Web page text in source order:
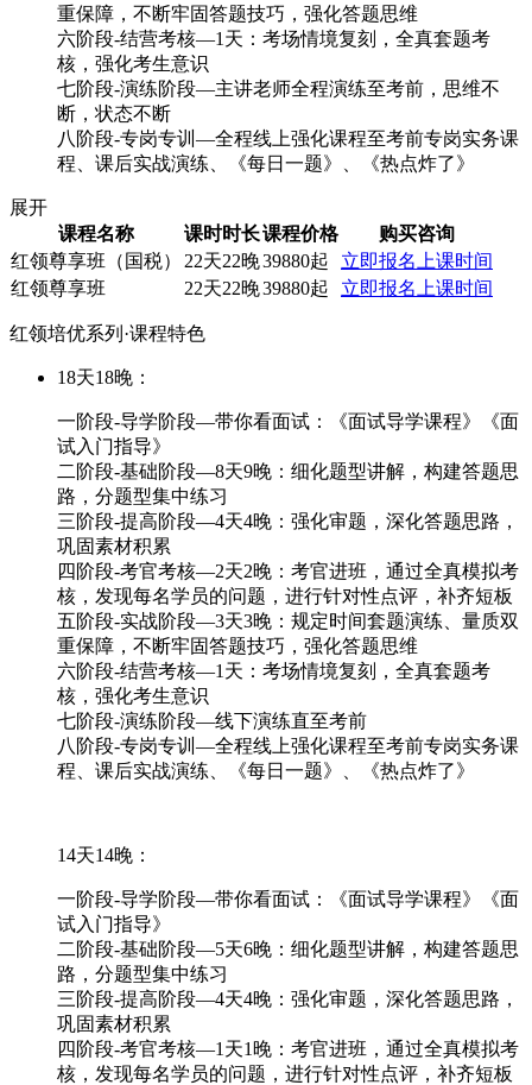
重保障，不断牢固答题技巧，强化答题思维
六阶段-结营考核—1天：考场情境复刻，全真套题考
核，强化考生意识
七阶段-演练阶段—主讲老师全程演练至考前，思维不
断，状态不断
八阶段-专岗专训—全程线上强化课程至考前专岗实务课
程、课后实战演练、《每日一题》、《热点炸了》
展开
课程名称
课时时长课程价格
购买咨询
红领尊享班（国税）
22天22晚39880起 立即报名 上课时间
红领尊享班
22天22晚39880起 立即报名 上课时间
红领培优系列·课程特色
18天18晚：
一阶段-导学阶段—带你看面试：《面试导学课程》《面
试入门指导》
二阶段-基础阶段—8天9晚：细化题型讲解，构建答题思
路，分题型集中练习
三阶段-提高阶段—4天4晚：强化审题，深化答题思路，
巩固素材积累
四阶段-考官考核—2天2晚：考官进班，通过全真模拟考
核，发现每名学员的问题，进行针对性点评，补齐短板
五阶段-实战阶段—3天3晚：规定时间套题演练、量质双
重保障，不断牢固答题技巧，强化答题思维
六阶段-结营考核—1天：考场情境复刻，全真套题考
核，强化考生意识
七阶段-演练阶段—线下演练直至考前
八阶段-专岗专训—全程线上强化课程至考前专岗实务课
程、课后实战演练、《每日一题》、《热点炸了》
14天14晚：
一阶段-导学阶段—带你看面试：《面试导学课程》《面
试入门指导》
二阶段-基础阶段—5天6晚：细化题型讲解，构建答题思
路，分题型集中练习
三阶段-提高阶段—4天4晚：强化审题，深化答题思路，
巩固素材积累
四阶段-考官考核—1天1晚：考官进班，通过全真模拟考
核，发现每名学员的问题，进行针对性点评，补齐短板